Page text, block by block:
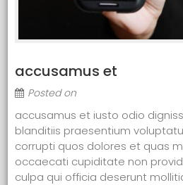
accusamus et
Posted on
accusamus et iusto odio
blanditiis praesentium
corrupti quos dolores et quas
occaecati cupiditate non
culpa qui officia deserunt